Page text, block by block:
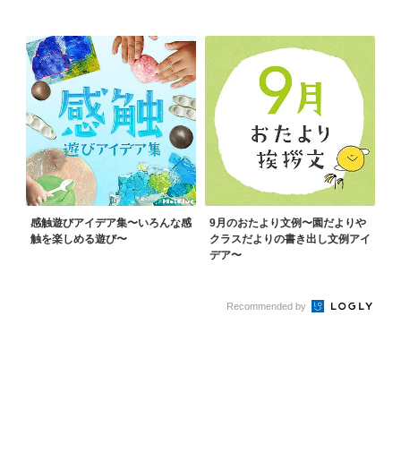
感触遊びアイデア集〜いろんな感
触を楽しめる遊び〜
9月のおたより文例〜園だよりや
クラスだよりの書き出し文例アイ
デア〜
Recommended by